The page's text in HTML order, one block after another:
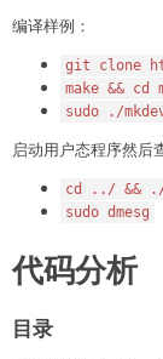
编译样例：
git clone
make && cd
sudo ./
启动用户态程序然后
cd ../ && ./
sudo dmesg
代码分析
目录